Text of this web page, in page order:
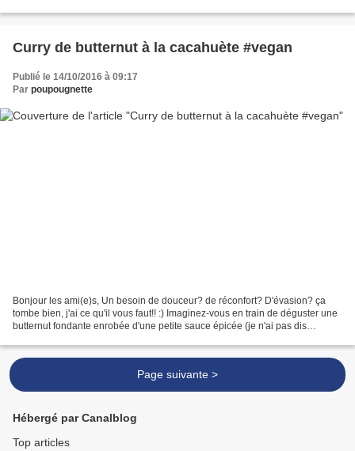
Curry de butternut à la cacahuète #vegan
Publié le 14/10/2016 à 09:17
Par poupougnette
Bonjour les ami(e)s, Un besoin de douceur? de réconfort? D'évasion? ça
tombe bien, j'ai ce qu'il vous faut!! :) Imaginez-vous en train de déguster une
butternut fondante enrobée d'une petite sauce épicée (je n'ai pas dis
Page suivante >
Hébergé par Canalblog
Top articles